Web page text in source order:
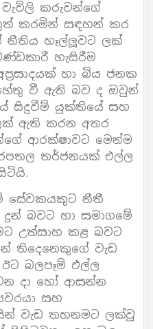
වැවිලි කරුවන්ගේ
කරමින් සඳහන් කර
නීතිය හෑල්ලූවට ලක්
හැසිරීම
හා බිය ජනක
වී ඇති බව ද ඔවුන්
සිදුවීම් යුක්තියේ සහ
ඇති කරන අතර
ආරක්ෂාවට මෙන්ම
තර්ජනයක් එල්ල
සේවකයකුට නීතී
බවට හා සමාගමේ
උත්සාහ කළ බවට
තිදෙනෙකුගේ වැඩ
බලපෑම් එල්ල
දා හෝ ආසන්න
සහ
වැඩ තහනමට ලක්වූ